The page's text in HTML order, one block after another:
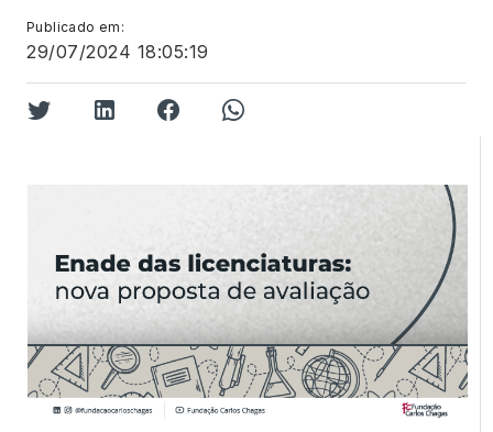
Publicado em:
29/07/2024 18:05:19